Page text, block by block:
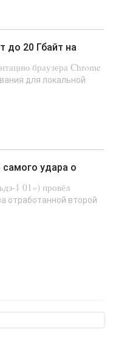
до 20 Гбайт на
браузера Chrome
для локальной
самого удара о
1 01») провёл
отработанной второй